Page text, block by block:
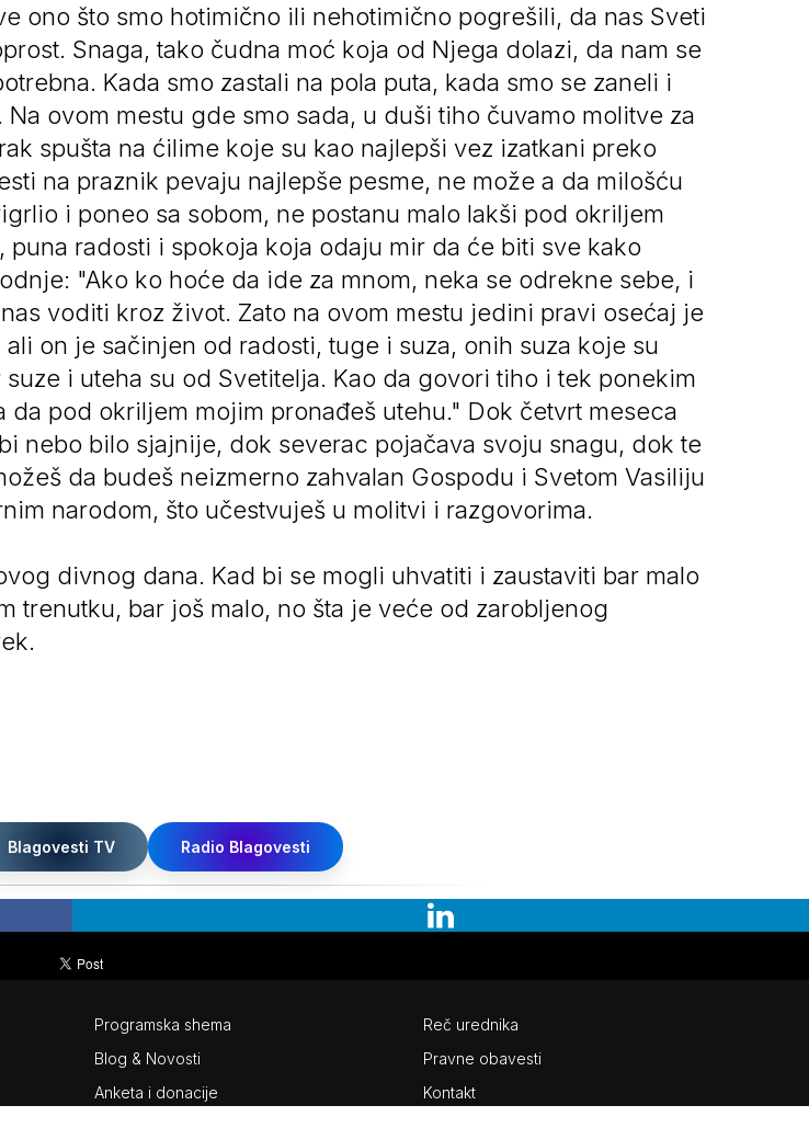
ono što smo hotimično ili nehotimično pogrešili, da nas Sveti
Snaga, tako čudna moć koja od Njega dolazi, da nam se
Kada smo zastali na pola puta, kada smo se zaneli i
ovom mestu gde smo sada, u duši tiho čuvamo molitve za
spušta na ćilime koje su kao najlepši vez izatkani preko
na praznik pevaju najlepše pesme, ne može a da milošću
i poneo sa sobom, ne postanu malo lakši pod okriljem
radosti i spokoja koja odaju mir da će biti sve kako
"Ako ko hoće da ide za mnom, neka se odrekne sebe, i
voditi kroz život. Zato na ovom mestu jedini pravi osećaj je
on je sačinjen od radosti, tuge i suza, onih suza koje su
i uteha su od Svetitelja. Kao da govori tiho i tek ponekim
pod okriljem mojim pronađeš utehu." Dok četvrt meseca
nebo bilo sjajnije, dok severac pojačava svoju snagu, dok te
da budeš neizmerno zahvalan Gospodu i Svetom Vasiliju
narodom, što učestvuješ u molitvi i razgovorima.
divnog dana. Kad bi se mogli uhvatiti i zaustaviti bar malo
trenutku, bar još malo, no šta je veće od zarobljenog
Blagovesti TV Radio Blagovesti
Programska shema
Blog & Novosti
Anketa i donacije
Reč urednika
Pravne obavesti
Kontakt